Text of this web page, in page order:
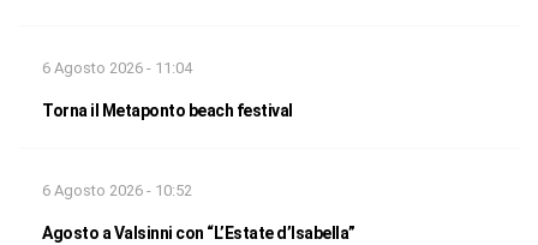
6 Agosto 2026 - 11:04
Torna il Metaponto beach festival
6 Agosto 2026 - 10:52
Agosto a Valsinni con “L’Estate d’Isabella”